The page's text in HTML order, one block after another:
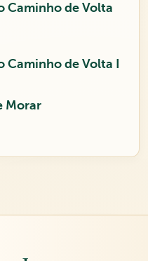
Caminho de Volta
Caminho de Volta I
Morar